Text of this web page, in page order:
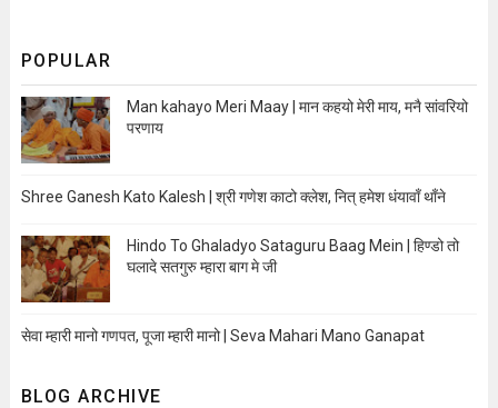
POPULAR
Man kahayo Meri Maay | मान कहयो मेरी माय, मनै सांवरियो
परणाय
Shree Ganesh Kato Kalesh | श्री गणेश काटो क्लेश, नित् हमेश धंयावाँ थाँने
Hindo To Ghaladyo Sataguru Baag Mein | हिण्डो तो
घलादे सतगुरु म्हारा बाग मे जी
सेवा म्हारी मानो गणपत, पूजा म्हारी मानो | Seva Mahari Mano Ganapat
BLOG ARCHIVE